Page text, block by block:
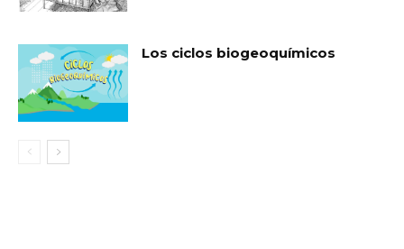
Los ciclos biogeoquímicos